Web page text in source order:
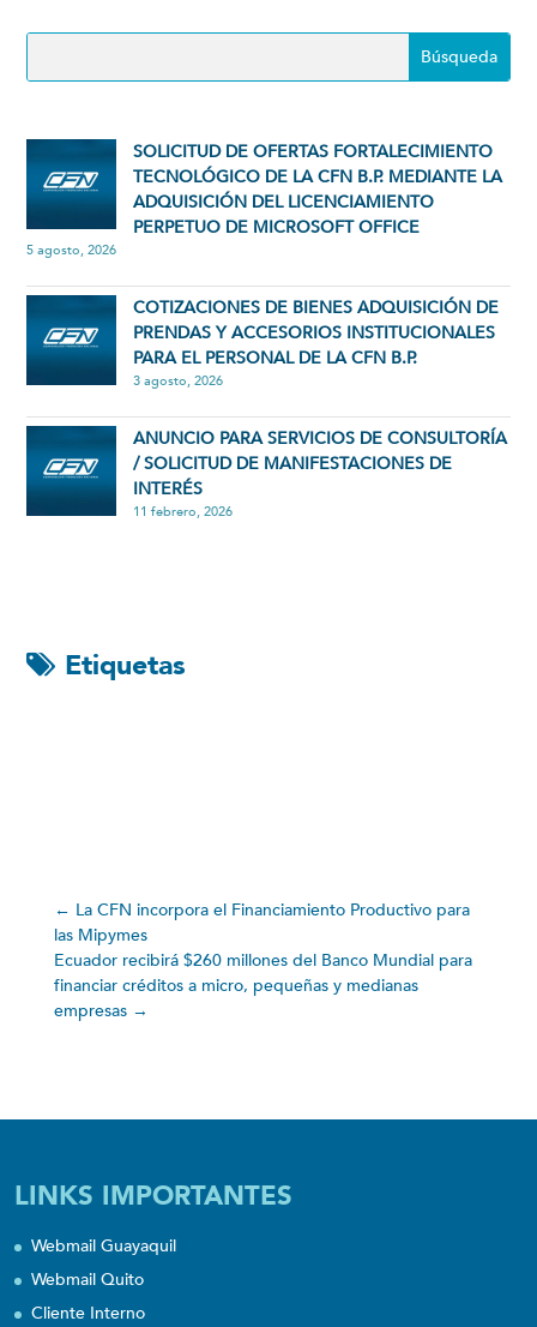
SOLICITUD DE OFERTAS FORTALECIMIENTO
TECNOLÓGICO DE LA CFN B.P. MEDIANTE LA
ADQUISICIÓN DEL LICENCIAMIENTO
PERPETUO DE MICROSOFT OFFICE
5 agosto, 2026
COTIZACIONES DE BIENES ADQUISICIÓN DE
PRENDAS Y ACCESORIOS INSTITUCIONALES
PARA EL PERSONAL DE LA CFN B.P.
3 agosto, 2026
ANUNCIO PARA SERVICIOS DE CONSULTORÍA
/ SOLICITUD DE MANIFESTACIONES DE
INTERÉS
11 febrero, 2026
Etiquetas
← La CFN incorpora el Financiamiento Productivo para
las Mipymes
Ecuador recibirá $260 millones del Banco Mundial para
financiar créditos a micro, pequeñas y medianas
empresas→
LINKS IMPORTANTES
Webmail Guayaquil
Webmail Quito
Cliente Interno